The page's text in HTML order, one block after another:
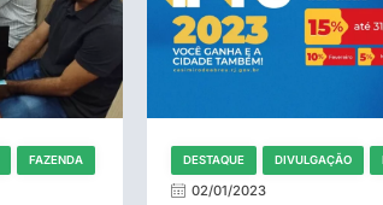
FAZENDA DESTAQUE DIVULGAÇÃO
02/01/2023